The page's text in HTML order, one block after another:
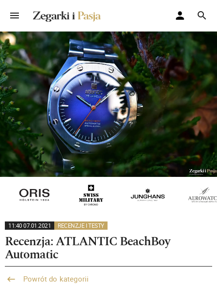
11:40 07.01.2021 RECENZJE I TESTY
Recenzja: ATLANTIC BeachBoy
Automatic
Powrót do kategorii